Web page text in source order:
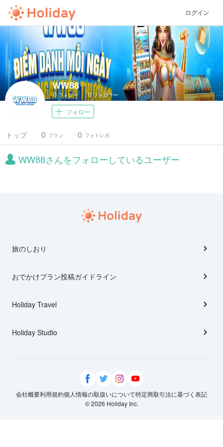
ログイン
WW88
0フォロー 0フォロワー
フォロー
トップ プラン
0 フォトレポ
0
WW88さんをフォローしているユーザー
旅のしおり
おでかけプラン投稿ガイドライン
Holiday Travel
Holiday Studio
会社概要利用規約個人情報の取扱いについて特定商取引法に基づく表記
© 2026 Holiday Inc.